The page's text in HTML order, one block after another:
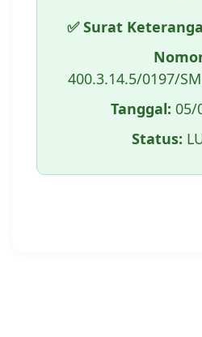
✅ Surat
400.3.14.5/0197/
Tanggal: 05/
Status: